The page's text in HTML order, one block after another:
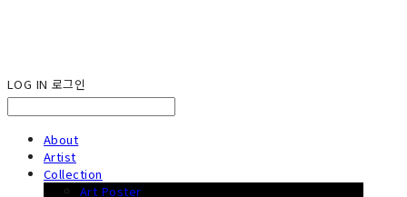
LOG IN 로그인
About
Artist
Collection
Art Poster